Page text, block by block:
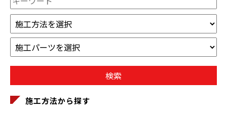
施工方法から探す